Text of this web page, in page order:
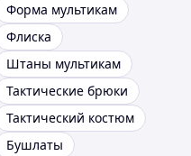
Форма мультикам
Флиска
Штаны мультикам
Тактические брюки
Тактический костюм
Бушлаты